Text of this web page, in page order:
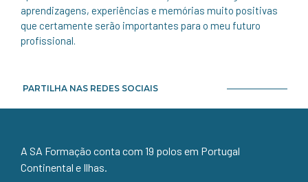
aprendizagens, experiências e memórias muito positivas
que certamente serão importantes para o meu futuro
profissional.
PARTILHA NAS REDES SOCIAIS
A SA Formação conta com 19 polos em Portugal
Continental e Ilhas.